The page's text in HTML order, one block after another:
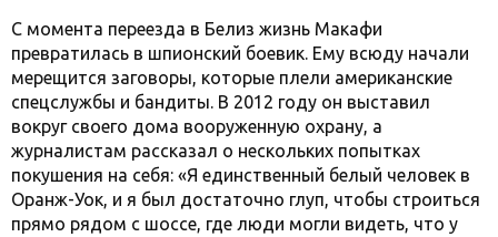
С момента переезда в Белиз жизнь Макафи
превратилась в шпионский боевик. Ему всюду начали
мерещится заговоры, которые плели американские
спецслужбы и бандиты. В 2012 году он выставил
вокруг своего дома вооруженную охрану, а
журналистам рассказал о нескольких попытках
покушения на себя: «Я единственный белый человек в
Оранж-Уок, и я был достаточно глуп, чтобы строиться
прямо рядом с шоссе, где люди могли видеть, что у